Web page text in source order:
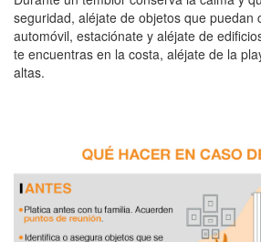
seguridad, aléjate de objetos que puedan
automóvil, estaciónate y aléjate de
te encuentras en la costa, aléjate de la
altas.